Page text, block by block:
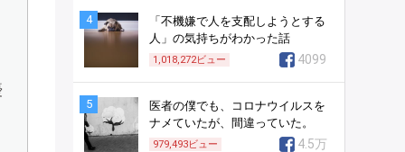
4
「不機嫌で人を支配しようとする
人」の気持ちがわかった話
1,018,272ビュー 4099
5
医者の僕でも、コロナウイルスを
ナメていたが、間違っていた。
979,493ビュー 4.5万